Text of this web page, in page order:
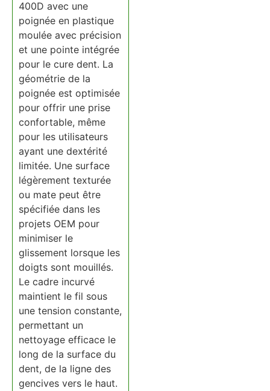
400D avec une
poignée en plastique
moulée avec précision
et une pointe intégrée
pour le cure dent. La
géométrie de la
poignée est optimisée
pour offrir une prise
confortable, même
pour les utilisateurs
ayant une dextérité
limitée. Une surface
légèrement texturée
ou mate peut être
spécifiée dans les
projets OEM pour
minimiser le
glissement lorsque les
doigts sont mouillés.
Le cadre incurvé
maintient le fil sous
une tension constante,
permettant un
nettoyage efficace le
long de la surface du
dent, de la ligne des
gencives vers le haut.